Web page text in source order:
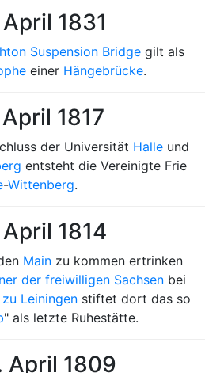
1831
Suspension Bridge gilt als
einer Hängebrücke.
1817
der Universität Halle und
entsteht die Vereinigte Frie
-Wittenberg.
1814
Main zu kommen ertrinken
der freiwilligen Sachsen bei
Leiningen stiftet dort das so
" als letzte Ruhestätte.
April 1809